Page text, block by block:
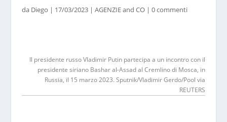
da Diego | 17/03/2023| AGENZIE and CO| 0 commenti
Il presidente russo Vladimir Putin partecipa a un incontro con il
presidente siriano Bashar al-Assad al Cremlino di Mosca, in
Russia, il 15 marzo 2023. Sputnik/Vladimir Gerdo/Pool via
REUTERS